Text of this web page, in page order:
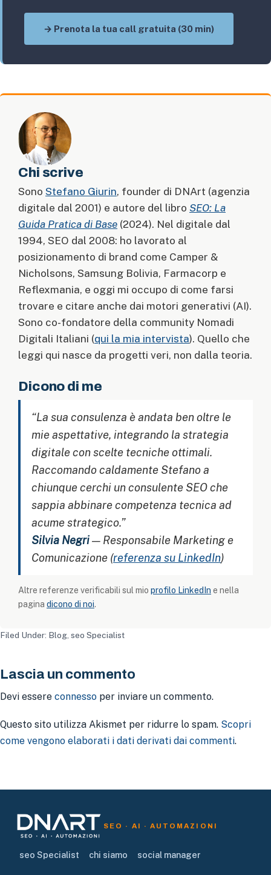
→ Prenota la tua call gratuita (30 min)
Chi scrive
Sono Stefano Giurin, founder di DNArt (agenzia
digitale dal 2001) e autore del libro SEO: La
Guida Pratica di Base (2024). Nel digitale dal
1994, SEO dal 2008: ho lavorato al
posizionamento di brand come Camper &
Nicholsons, Samsung Bolivia, Farmacorp e
Reflexmania, e oggi mi occupo di come farsi
trovare e citare anche dai motori generativi (AI).
Sono co-fondatore della community Nomadi
Digitali Italiani (qui la mia intervista). Quello che
leggi qui nasce da progetti veri, non dalla teoria.
Dicono di me
“La sua consulenza è andata ben oltre le
mie aspettative, integrando la strategia
digitale con scelte tecniche ottimali.
Raccomando caldamente Stefano a
chiunque cerchi un consulente SEO che
sappia abbinare competenza tecnica ad
acume strategico.”
Silvia Negri— Responsabile Marketing e
Comunicazione (referenza su LinkedIn)
Altre referenze verificabili sul mio profilo LinkedIn e nella
pagina dicono di noi.
Filed Under: Blog seo Specialist
Lascia un commento
Devi essere connesso per inviare un commento.
Questo sito utilizza Akismet per ridurre lo spam. Scopri
come vengono elaborati i dati derivati dai commenti.
SEO · AI · AUTOMAZIONI
seo Specialist chi siamo social manager